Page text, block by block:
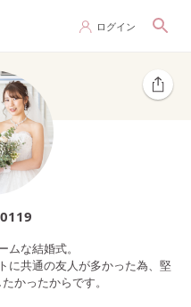
ログイン
ムな結婚式。
に共通の友人が多かった為、堅
かったからです。